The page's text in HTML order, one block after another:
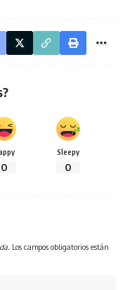
0
Sleepy
0
Los campos obligatorios están